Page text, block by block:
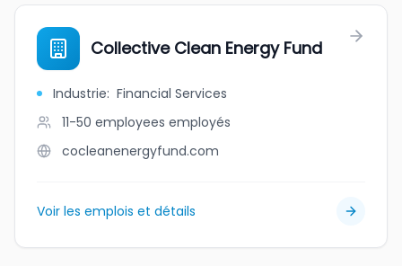
Collective Clean Energy Fund
Industrie: Financial Services
11-50 employees employés
cocleanenergyfund.com
Voir les emplois et détails